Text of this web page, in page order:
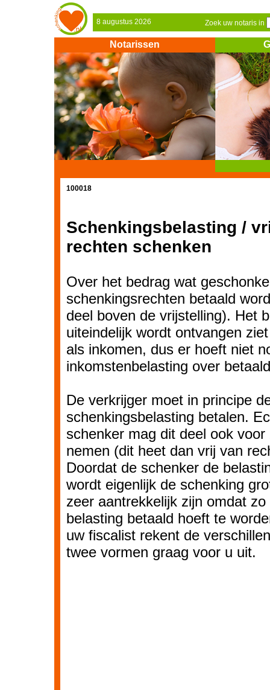
8 augustus 2026 Zoek uw notaris in
Notarissen
100018
Schenkingsbelasting /
rechten schenken
Over het bedrag wat
schenkingsrechten betaald
deel boven de vrijstelling). Het
uiteindelijk wordt ontvangen
als inkomen, dus er hoeft niet
inkomstenbelasting over
De verkrijger moet in principe
schenkingsbelasting betalen.
schenker mag dit deel ook voor
nemen (dit heet dan vrij van
Doordat de schenker de
wordt eigenlijk de schenking
zeer aantrekkelijk zijn omdat zo
belasting betaald hoeft te
uw fiscalist rekent de
twee vormen graag voor u uit.